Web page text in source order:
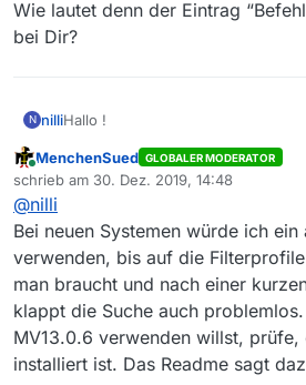
Wie lautet denn der Eintrag
bei Dir?
N nilliHallo !
MediathekView 13.0.6-1 aus der
Anwendungsverwaltung startet bei
war’s…
nils@X220x:~$ mediathekview
JavaFX wurde nicht im
Stellen Sie sicher, dass
Falls Sie Linux nutzen,
oder nutzen Sie eine
Folgendes habe ich gelesen/
https://forum.mediathekview.de/
probleme-mit-mediathekview-13-
cinnamon-ubuntu-18-04-java-11
https://forum.mediathekview.de/
Online
MenchenSued GLOBALER MODERATOR
schrieb am 30. Dez. 2019, 14:48
zuletzt editiert von
@nilli
Bei neuen Systemen würde ich ein
verwenden, bis auf die
man braucht und nach einer
klappt die Suche auch
MV13.0.6 verwenden willst, prüfe,
installiert ist. Das Readme sagt